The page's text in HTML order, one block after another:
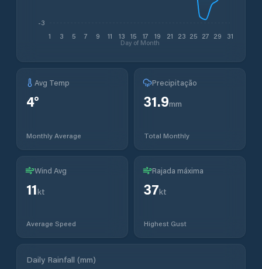
1 3 5 7 9 11 13 15 17 19 21 23 25 27 29 31
Day of Month
-3
Avg Temp
4°
Monthly Average
Precipitação
31.9mm
Total Monthly
Wind Avg
11kt
Average Speed
Rajada máxima
37kt
Highest Gust
Daily Rainfall (mm)